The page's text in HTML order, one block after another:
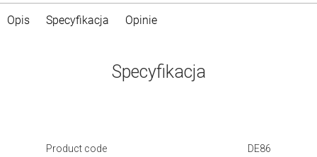
Opis Specyfikacja Opinie
Specyfikacja
Product code DE86